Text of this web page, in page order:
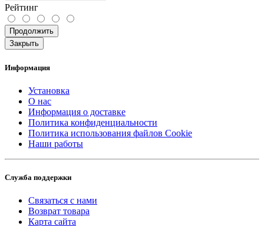
Рейтинг
Продолжить
Закрыть
Информация
Установка
О нас
Информация о доставке
Политика конфиденциальности
Политика использования файлов Cookie
Наши работы
Служба поддержки
Связаться с нами
Возврат товара
Карта сайта